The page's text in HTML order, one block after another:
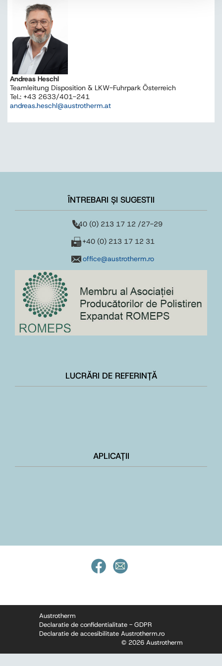
Andreas Heschl
Teamleitung Disposition & LKW-Fuhrpark Österreich
Tel.: +43 2633/401-241
andreas.heschl@austrotherm.at
ÎNTREBARI ȘI SUGESTII
+40 (0) 213 17 12 /27-29
+40 (0) 213 17 12 31
office@austrotherm.ro
LUCRĂRI DE REFERINȚĂ
APLICAȚII
Austrotherm
Declaratie de confidentialitate - GDPR
Declaratie de accesibilitate Austrotherm.ro
© 2026 Austrotherm